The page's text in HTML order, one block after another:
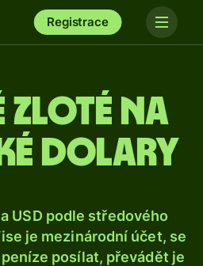
Registrace
zloté na
dolary
USD podle středového
je mezinárodní účet, se
posílat, převádět je